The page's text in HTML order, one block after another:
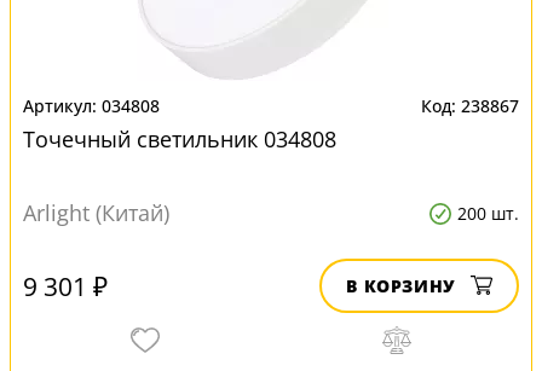
034808 238867
Точечный светильник 034808
Arlight (Китай) 200 шт.
9 301 ₽ В КОРЗИНУ